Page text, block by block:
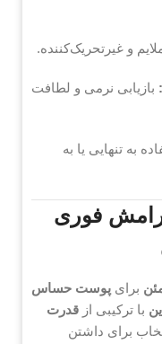
و غیرتحریک‌کننده.
بازیابی نرمی و لطافت
به تنهایی یا به
فوری
برای پوست حساس
با ترکیبی از قدرت
برای داشتن